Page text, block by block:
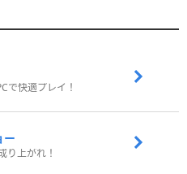
で快適プレイ！
ー
り上がれ！